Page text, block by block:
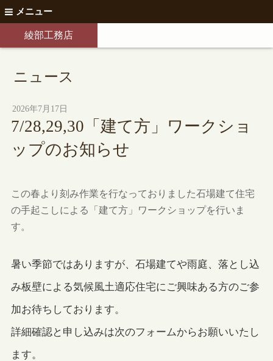
メニュー
綾部工務店
ニュース
2026年7月17日
7/28,29,30「建て方」ワークショ
ップのお知らせ
この春より刻み作業を行なっておりました石場建て住宅
の手起こしによる「建て方」ワークショップを行いま
す。
暑い季節ではありますが、石場建てや雨庭、落とし込
み板壁による気候風土適応住宅にご興味ある方のご参
加お待ちしております。
詳細確認と申し込みは次のフォームからお願いいたし
ます。